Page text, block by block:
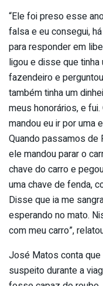
“Ele foi preso esse
falsa e eu consegui,
para responder em
ligou e disse que
fazendeiro e
também tinha um
meus honorários, e
mandou eu ir por uma
Quando passamos de
ele mandou parar o
chave do carro e
uma chave de fenda,
Disse que ia me
esperando no mato.
com meu carro”,
José Matos conta
suspeito durante a